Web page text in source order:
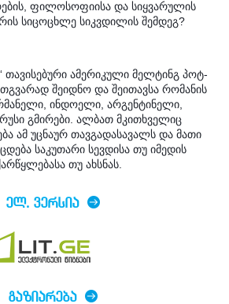
ფილოსოფიისა და სიყვარულის
სიცოცხლე სიკვდილის შემდეგ?
თავისებური ამერიკული მელტინგ პოტ-
შეიდნო და შეითავსა რომანის
ინდოელი, არგენტინელი,
გმირები. ალბათ მკითხველიც
ამ უცნაურ თავგადასავალს და მათი
საკუთარი სევდისა თუ იმედის
თუ ახსნას.
ᲔᲚ. ᲕᲔᲠᲡᲘᲐ
ᲒᲐᲖᲘᲐᲠᲔᲑᲐ